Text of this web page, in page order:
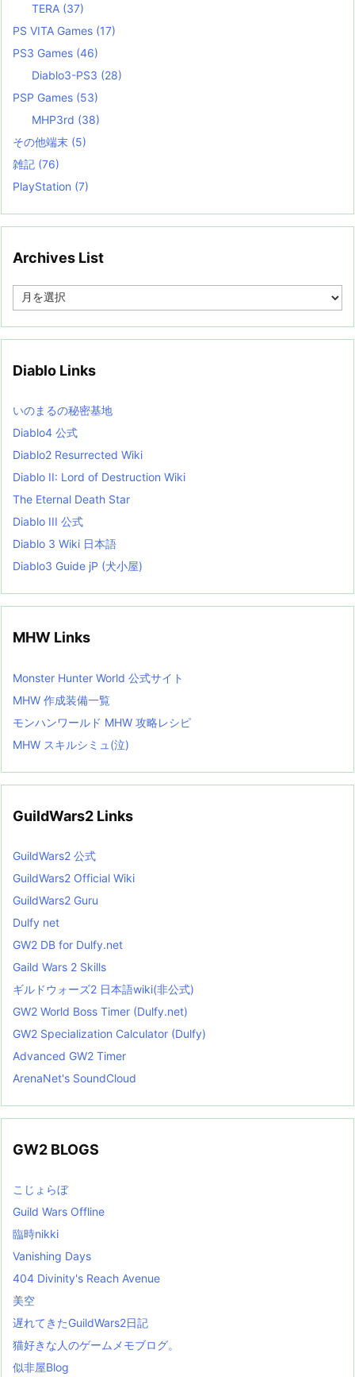
TERA (37)
PS VITA Games (17)
PS3 Games (46)
Diablo3-PS3 (28)
PSP Games (53)
MHP3rd (38)
その他端末 (5)
雑記 (76)
PlayStation (7)
Archives List
e
i
s
t
Diablo Links
いのまるの秘密基地
Diablo4 公式
Diablo2 Resurrected Wiki
Diablo II: Lord of Destruction Wiki
The Eternal Death Star
Diablo III 公式
Diablo 3 Wiki 日本語
Diablo3 Guide jP (犬小屋)
MHW Links
Monster Hunter World 公式サイト
MHW 作成装備一覧
モンハンワールド MHW 攻略レシピ
MHW スキルシミュ(泣)
GuildWars2 Links
GuildWars2 公式
GuildWars2 Official Wiki
GuildWars2 Guru
Dulfy net
GW2 DB for Dulfy.net
Gaild Wars 2 Skills
ギルドウォーズ2 日本語wiki(非公式)
GW2 World Boss Timer (Dulfy.net)
GW2 Specialization Calculator (Dulfy)
Advanced GW2 Timer
ArenaNet's SoundCloud
GW2 BLOGS
こじょらぼ
Guild Wars Offline
臨時nikki
Vanishing Days
404 Divinity's Reach Avenue
美空
遅れてきたGuildWars2日記
猫好きな人のゲームメモブログ。
似非屋Blog